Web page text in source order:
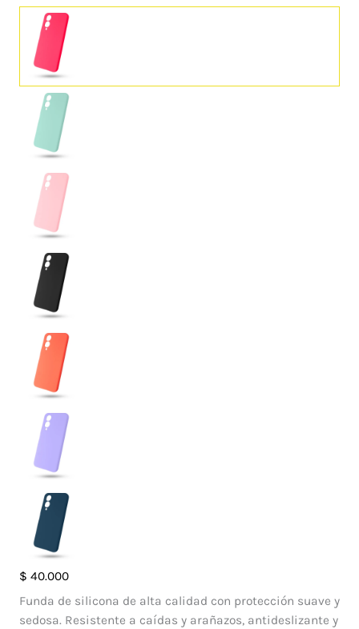
$ 40.000
Funda de silicona de alta calidad con protección suave y
sedosa. Resistente a caídas y arañazos, antideslizante y
Case
Silicone
Vivo